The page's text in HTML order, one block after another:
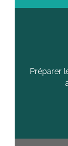
Préparer